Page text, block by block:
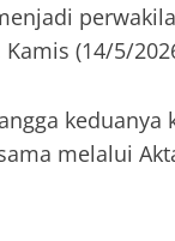
(14/5/
melalui